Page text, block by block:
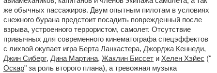
же обычных пассажиров. Двум опытным пилотам в условиях
снежного бурана предстоит посадить поврежденный после
взрыва, устроенного террористом, самолет. Отсутствие
привычных для современного кинематографа спецэффектов
с лихвой окупает игра Берта Ланкастера, Джорджа Кеннеди,
Джин Сиберг, Дина Мартина, Жаклин Биссет и Хелен Хэйес ("
Оскар" за роль второго плана), а тревожная музыка